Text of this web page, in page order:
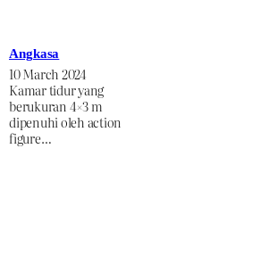
Angkasa
10 March 2024
Kamar tidur yang
berukuran 4×3 m
dipenuhi oleh action
figure…